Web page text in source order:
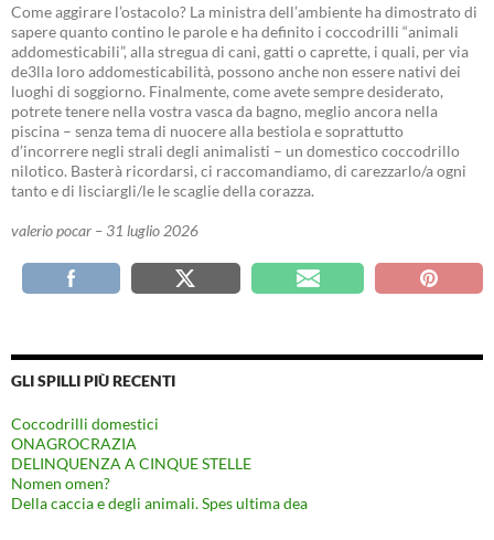
Come aggirare l’ostacolo? La ministra dell’ambiente ha dimostrato di
sapere quanto contino le parole e ha definito i coccodrilli “animali
addomesticabili”, alla stregua di cani, gatti o caprette, i quali, per via
de3lla loro addomesticabilità, possono anche non essere nativi dei
luoghi di soggiorno. Finalmente, come avete sempre desiderato,
potrete tenere nella vostra vasca da bagno, meglio ancora nella
piscina – senza tema di nuocere alla bestiola e soprattutto
d’incorrere negli strali degli animalisti – un domestico coccodrillo
nilotico. Basterà ricordarsi, ci raccomandiamo, di carezzarlo/a ogni
tanto e di lisciargli/le le scaglie della corazza.
valerio pocar – 31 luglio 2026
GLI SPILLI PIÙ RECENTI
Coccodrilli domestici
ONAGROCRAZIA
DELINQUENZA A CINQUE STELLE
Nomen omen?
Della caccia e degli animali. Spes ultima dea